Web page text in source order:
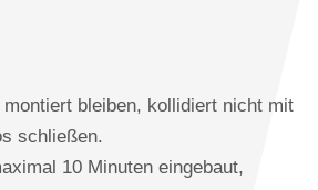
bleiben, kollidiert nicht mit
schließen.
10 Minuten eingebaut,